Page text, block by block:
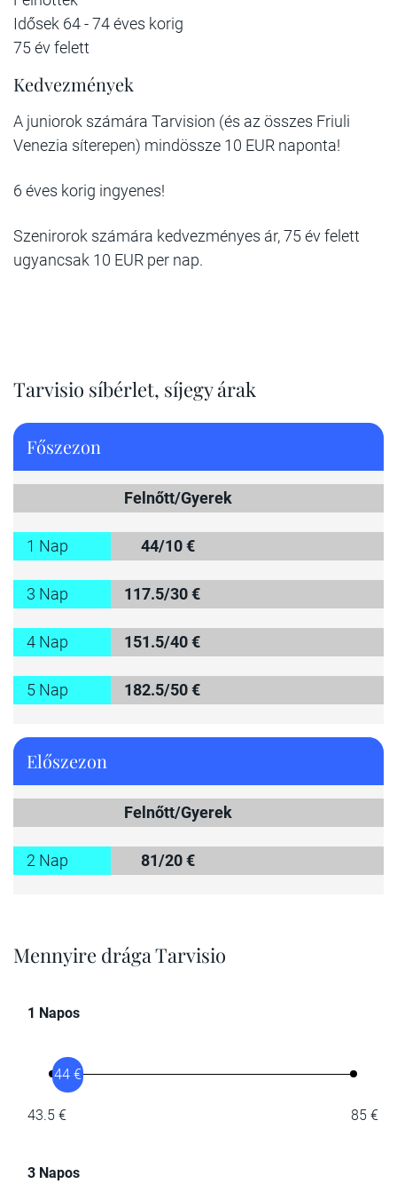
Idősek 64 - 74 éves korig
75 év felett
Kedvezmények
A juniorok számára Tarvision (és az összes Friuli
Venezia síterepen) mindössze 10 EUR naponta!
6 éves korig ingyenes!
Szenirorok számára kedvezményes ár, 75 év felett
ugyancsak 10 EUR per nap.
Tarvisio síbérlet, síjegy árak
Főszezon
Felnőtt/Gyerek
1 Nap 44/10 €
3 Nap 117.5/30 €
4 Nap 151.5/40 €
5 Nap 182.5/50 €
Előszezon
Felnőtt/Gyerek
2 Nap 81/20 €
Mennyire drága Tarvisio
1 Napos
43.5 €
44 €
85 €
3 Napos